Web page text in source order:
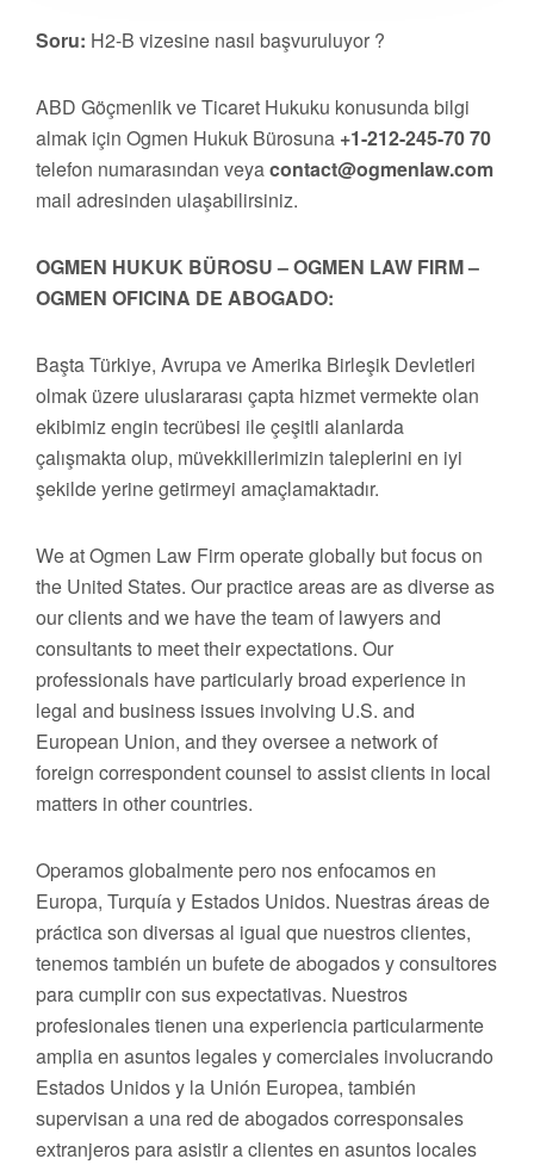
Soru: H2-B vizesine nasıl başvuruluyor ?
ABD Göçmenlik ve Ticaret Hukuku konusunda bilgi
almak için Ogmen Hukuk Bürosuna +1-212-245-70 70
telefon numarasından veyacontact@ogmenlaw.com
mail adresinden ulaşabilirsiniz.
OGMEN HUKUK BÜROSU – OGMEN LAW FIRM –
OGMEN OFICINA DE ABOGADO:
Başta Türkiye, Avrupa ve Amerika Birleşik Devletleri
olmak üzere uluslararası çapta hizmet vermekte olan
ekibimiz engin tecrübesi ile çeşitli alanlarda
çalışmakta olup, müvekkillerimizin taleplerini en iyi
şekilde yerine getirmeyi amaçlamaktadır.
We at Ogmen Law Firm operate globally but focus on
the United States. Our practice areas are as diverse as
our clients and we have the team of lawyers and
consultants to meet their expectations. Our
professionals have particularly broad experience in
legal and business issues involving U.S. and
European Union, and they oversee a network of
foreign correspondent counsel to assist clients in local
matters in other countries.
Operamos globalmente pero nos enfocamos en
Europa, Turquía y Estados Unidos. Nuestras áreas de
práctica son diversas al igual que nuestros clientes,
tenemos también un bufete de abogados y consultores
para cumplir con sus expectativas. Nuestros
profesionales tienen una experiencia particularmente
amplia en asuntos legales y comerciales involucrando
Estados Unidos y la Unión Europea, también
supervisan a una red de abogados corresponsales
extranjeros para asistir a clientes en asuntos locales